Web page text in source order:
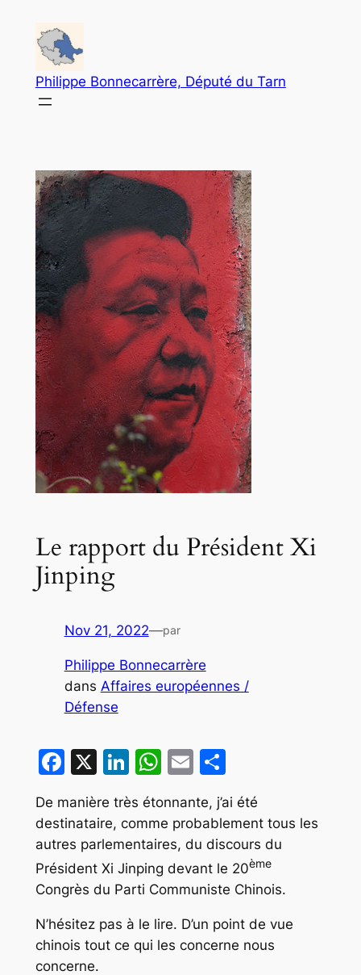
contenu
Philippe Bonnecarrère, Député du Tarn
Le rapport du Président Xi
Jinping
Nov 21, 2022—par
Philippe Bonnecarrère
dans Affaires européennes /
Défense
Facebook
X LinkedIn
WhatsApp
EmailPartager
De manière très étonnante, j’ai été
destinataire, comme probablement tous les
autres parlementaires, du discours du
Président Xi Jinping devant le 20ème
Congrès du Parti Communiste Chinois.
N’hésitez pas à le lire. D’un point de vue
chinois tout ce qui les concerne nous
concerne.